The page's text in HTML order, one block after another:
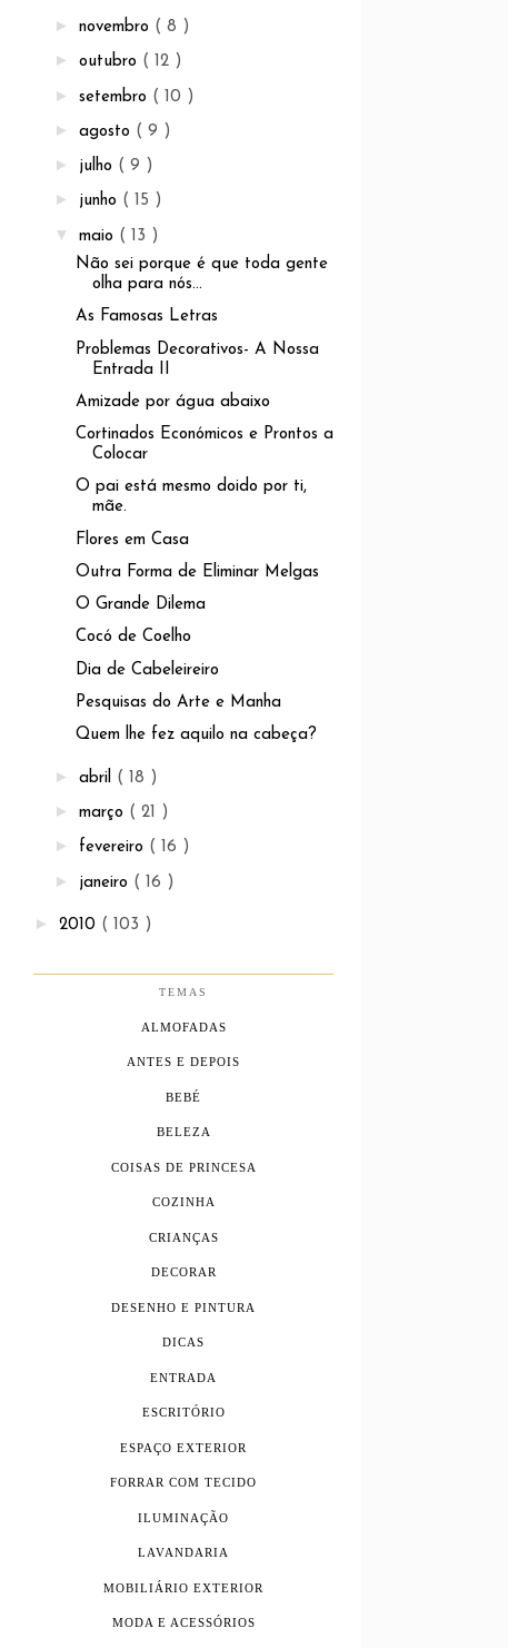
► novembro ( 8 )
► outubro ( 12 )
► setembro ( 10 )
► agosto ( 9 )
► julho ( 9 )
► junho ( 15 )
▼ maio ( 13 )
Não sei porque é que toda gente
olha para nós...
As Famosas Letras
Problemas Decorativos- A Nossa
Entrada II
Amizade por água abaixo
Cortinados Económicos e Prontos a
Colocar
O pai está mesmo doido por ti,
mãe.
Flores em Casa
Outra Forma de Eliminar Melgas
O Grande Dilema
Cocó de Coelho
Dia de Cabeleireiro
Pesquisas do Arte e Manha
Quem lhe fez aquilo na cabeça?
► abril ( 18 )
► março ( 21 )
► fevereiro ( 16 )
► janeiro ( 16 )
► 2010 ( 103 )
TEMAS
ALMOFADAS
ANTES E DEPOIS
BEBÉ
BELEZA
COISAS DE PRINCESA
COZINHA
CRIANÇAS
DECORAR
DESENHO E PINTURA
DICAS
ENTRADA
ESCRITÓRIO
ESPAÇO EXTERIOR
FORRAR COM TECIDO
ILUMINAÇÃO
LAVANDARIA
MOBILIÁRIO EXTERIOR
MODA E ACESSÓRIOS